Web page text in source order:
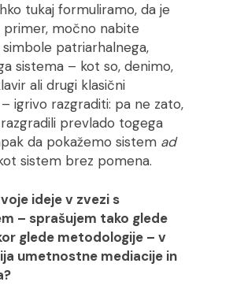
tukaj formuliramo, da je
primer, močno nabite
patriarhalnega,
sistema – kot so, denimo,
ali drugi klasični
igrivo razgraditi: pa ne zato,
prevlado togega
da pokažemo sistem ad
sistem brez pomena.
ideje v zvezi s
– sprašujem tako glede
glede metodologije – v
umetnostne mediacije in